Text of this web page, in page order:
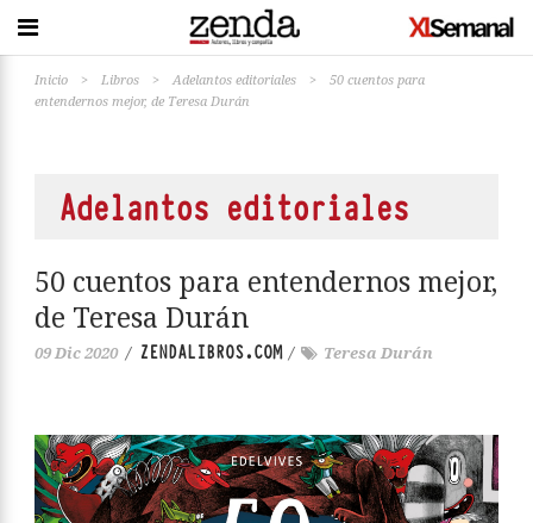
Inicio > Libros > Adelantos editoriales >
50 cuentos para
entendernos mejor, de Teresa Durán
Adelantos editoriales
50 cuentos para entendernos mejor,
de Teresa Durán
09 Dic 2020 / ZENDALIBROS.COM/ Teresa Durán